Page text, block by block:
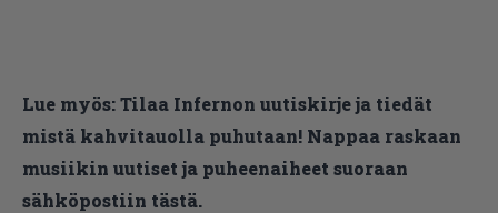
Lue myös:Tilaa Infernon uutiskirje ja tiedät
mistä kahvitauolla puhutaan! Nappaa raskaan
musiikin uutiset ja puheenaiheet suoraan
sähköpostiin tästä.